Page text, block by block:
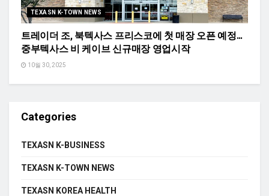
TEXASN K-TOWN NEWS
트레이더 조, 북텍사스 프리스코에 첫 매장 오픈 예정…
중부텍사스 비 케이브 신규매장 영업시작
10월 30, 2025
Categories
TEXASN K-BUSINESS
TEXASN K-TOWN NEWS
TEXASN KOREA HEALTH